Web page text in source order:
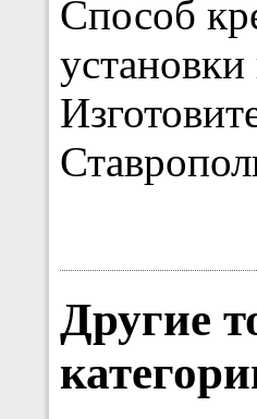
Способ
Другие